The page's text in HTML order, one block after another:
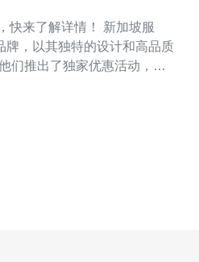
解详情！ 新加坡服
牌，以其独特的设计和高品质
们推出了独家优惠活动，为